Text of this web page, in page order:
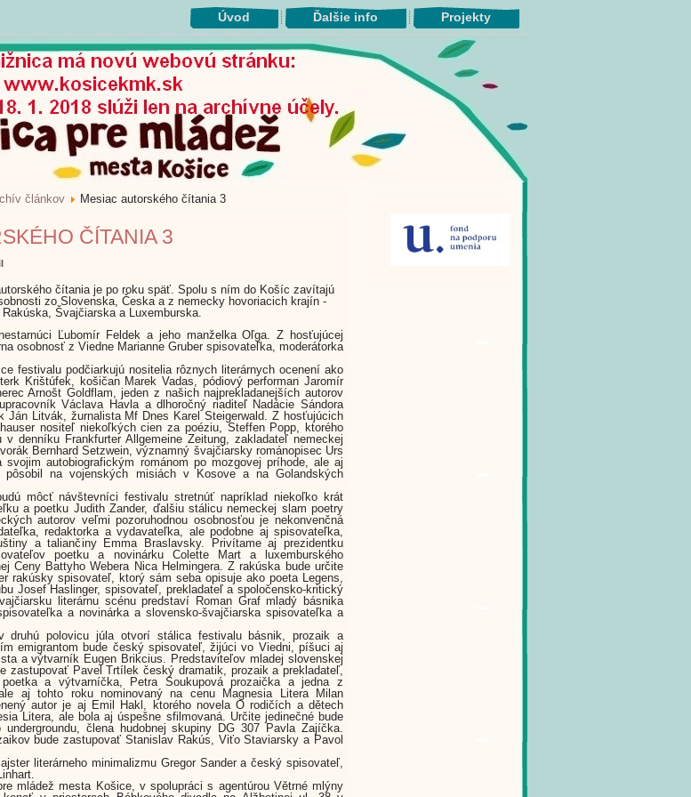
Úvod Ďalšie info Projekty
článkov Mesiac autorského čítania 3
ČÍTANIA 3
čítania je po roku späť. Spolu s ním do Košíc zavítajú
zo Slovenska, Česka a z nemecky hovoriacich krajín -
Rakúska, Švajčiarska a Luxemburska.
Ľubomír Feldek a jeho manželka Oľga. Z hosťujúcej
osobnosť z Viedne Marianne Gruber spisovateľka, moderátorka
festivalu podčiarkujú nositelia rôznych literárnych ocenení ako
Krištúfek, košičan Marek Vadas, pódiový performan Jaromír
Arnošt Goldflam, jeden z našich najprekladanejších autorov
Václava Havla a dlhoročný riaditeľ Nadácie Sándora
Ján Litvák, žurnalista Mf Dnes Karel Steigerwald. Z hosťujúcich
nositeľ niekoľkých cien za poéziu, Steffen Popp, ktorého
v denníku Frankfurter Allgemeine Zeitung, zakladateľ nemeckej
Bernhard Setzwein, významný švajčiarsky románopisec Urs
svojim autobiografickým románom po mozgovej príhode, ale aj
pôsobil na vojenských misiách v Kosove a na Golandských
môcť návštevníci festivalu stretnúť napríklad niekoľko krát
a poetku Judith Zander, ďalšiu stálicu nemeckej slam poetry
autorov veľmi pozoruhodnou osobnosťou je nekonvenčná
redaktorka a vydavateľka, ale podobne aj spisovateľka,
a taliančiny Emma Braslavsky. Privítame aj prezidentku
poetku a novinárku Colette Mart a luxemburského
Ceny Battyho Webera Nica Helmingera. Z rakúska bude určite
rakúsky spisovateľ, ktorý sám seba opisuje ako poeta Legens,
Josef Haslinger, spisovateľ, prekladateľ a spoločensko-kritický
literárnu scénu predstaví Roman Graf mladý básnika
a novinárka a slovensko-švajčiarska spisovateľka a
druhú polovicu júla otvorí stálica festivalu básnik, prozaik a
emigrantom bude český spisovateľ, žijúci vo Viedni, píšuci aj
a výtvarník Eugen Brikcius. Predstaviteľov mladej slovenskej
zastupovať Pavel Trtílek český dramatik, prozaik a prekladateľ,
a výtvarníčka, Petra Soukupová prozaička a jedna z
aj tohto roku nominovaný na cenu Magnesia Litera Milan
autor je aj Emil Hakl, ktorého novela O rodičích a dětech
Litera, ale bola aj úspešne sfilmovaná. Určite jedinečné bude
undergroundu, člena hudobnej skupiny DG 307 Pavla Zajíčka.
bude zastupovať Stanislav Rakús, Viťo Staviarsky a Pavol
literárneho minimalizmu Gregor Sander a český spisovateľ,
mládež mesta Košice, v spolupráci s agentúrou Větrné mlýny